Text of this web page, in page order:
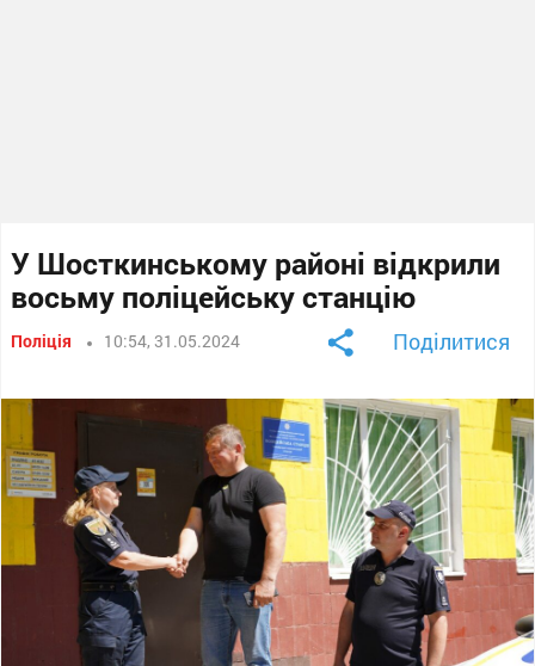
У Шосткинському районі відкрили
восьму поліцейську станцію
Поліція 10:54, 31.05.2024 Поділитися